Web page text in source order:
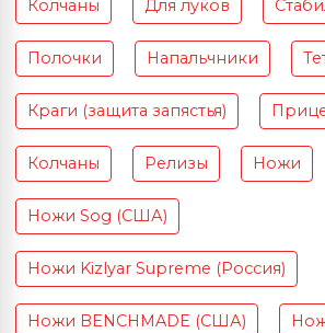
Колчаны Для луков
Полочки Напальчники
Краги (защита запястья)
Колчаны Релизы Ножи
Ножи Sog (США)
Ножи Kizlyar Supreme (Россия)
Ножи BENCHMADE (США)